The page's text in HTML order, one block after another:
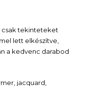
csak tekinteteket
lett elkészítve,
a kedvenc darabod
jacquard,